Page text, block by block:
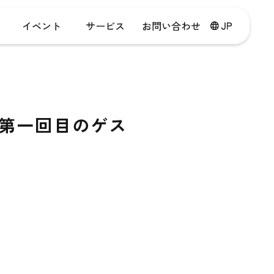
一回目のゲス
イベント サービス お問い合わせ